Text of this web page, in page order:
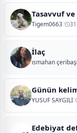
Tasavvuf
Tigem0663?
İlaç
ısmahan çeribaşı
Günün
YUSUF SAYGILI?
Edebiyat